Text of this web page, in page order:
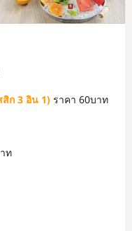
ก 3 อิน 1) ราคา 60บาท
ท